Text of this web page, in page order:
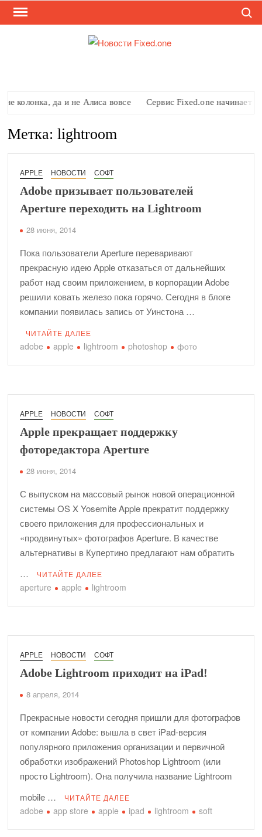
Перейти
да и не Алиса вовсе Сервис Fixed.one начинает
Метка:lightroom
APPLE НОВОСТИ СОФТ
Adobe призывает пользователей
Aperture переходить на Lightroom
28 июня, 2014
Пока пользователи Aperture переваривают
прекрасную идею Apple отказаться от дальнейших
работ над своим приложением, в корпорации Adobe
решили ковать железо пока горячо. Сегодня в блоге
компании появилась запись от Уинстона …
ЧИТАЙТЕ ДАЛЕЕ
adobe apple lightroom photoshop фото
APPLE НОВОСТИ СОФТ
Apple прекращает поддержку
фоторедактора Aperture
28 июня, 2014
С выпуском на массовый рынок новой операционной
системы OS X Yosemite Apple прекратит поддержку
своего приложения для профессиональных и
«продвинутых» фотографов Aperture. В качестве
альтернативы в Купертино предлагают нам обратить
…
ЧИТАЙТЕ ДАЛЕЕ
aperture apple lightroom
APPLE НОВОСТИ СОФТ
Adobe Lightroom приходит на iPad!
8 апреля, 2014
Прекрасные новости сегодня пришли для фотографов
от компании Adobe: вышла в свет iPad-версия
популярного приложения организации и первичной
обработки изображений Photoshop Lightroom (или
просто Lightroom). Она получила название Lightroom
mobile …
ЧИТАЙТЕ ДАЛЕЕ
adobe app store apple ipad lightroom soft